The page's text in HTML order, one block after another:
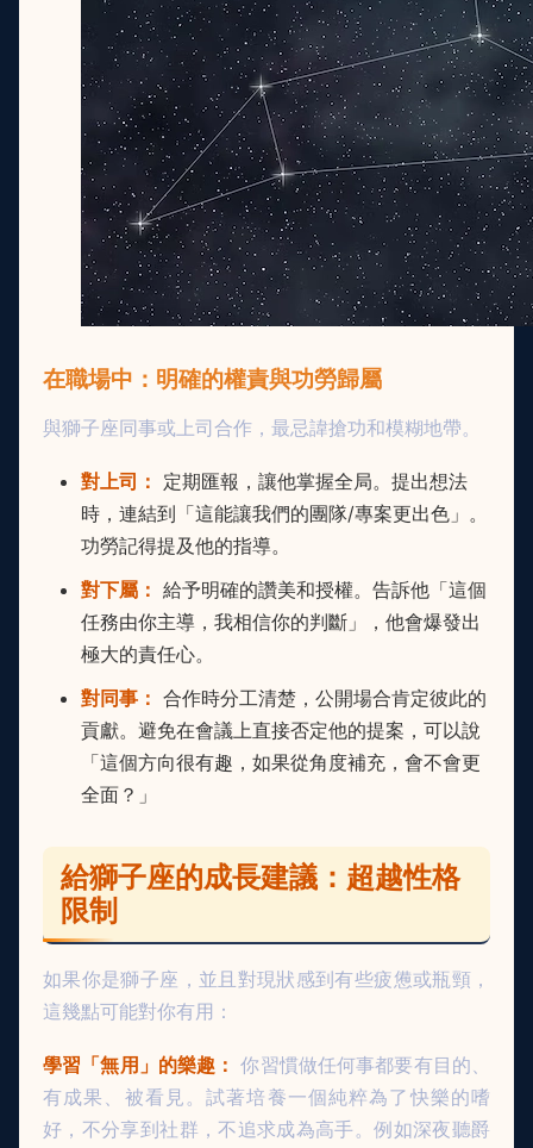
在職場中：明確的權責與功勞歸屬
與獅子座同事或上司合作，最忌諱搶功和模糊地帶。
對上司： 定期匯報，讓他掌握全局。提出想法
時，連結到「這能讓我們的團隊/專案更出色」。
功勞記得提及他的指導。
對下屬： 給予明確的讚美和授權。告訴他「這個
任務由你主導，我相信你的判斷」，他會爆發出
極大的責任心。
對同事： 合作時分工清楚，公開場合肯定彼此的
貢獻。避免在會議上直接否定他的提案，可以說
「這個方向很有趣，如果從角度補充，會不會更
全面？」
給獅子座的成長建議：超越性格
限制
如果你是獅子座，並且對現狀感到有些疲憊或瓶頸，
這幾點可能對你有用：
學習「無用」的樂趣： 你習慣做任何事都要有目的、
有成果、被看見。試著培養一個純粹為了快樂的嗜
好，不分享到社群，不追求成為高手。例如深夜聽爵